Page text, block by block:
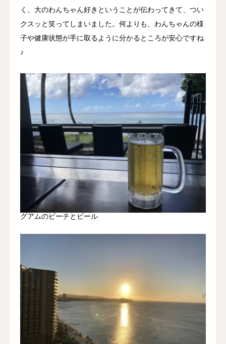
く、大のわんちゃん好きということが伝わってきて、つい
クスッと笑ってしまいました。何よりも、わんちゃんの様
子や健康状態が手に取るように分かるところが安心ですね
♪
グアムのビーチとビール